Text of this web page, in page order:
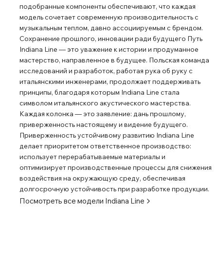
подобранные компоненты обеспечивают, что каждая
модель сочетает современную производительность с
музыкальным теплом, давно ассоциируемым с брендом.
Сохранение прошлого, инновации ради будущего Путь
Indiana Line — это уважение к истории и продуманное
мастерство, направленное в будущее. Польская команда
исследований и разработок, работая рука об руку с
итальянскими инженерами, продолжает поддерживать
принципы, благодаря которым Indiana Line стала
символом итальянского акустического мастерства.
Каждая колонка — это заявление: дань прошлому,
приверженность настоящему и видение будущего.
Приверженность устойчивому развитию Indiana Line
делает приоритетом ответственное производство:
использует перерабатываемые материалы и
оптимизирует производственные процессы для снижения
воздействия на окружающую среду, обеспечивая
долгосрочную устойчивость при разработке продукции.
Посмотреть все модели Indiana Line